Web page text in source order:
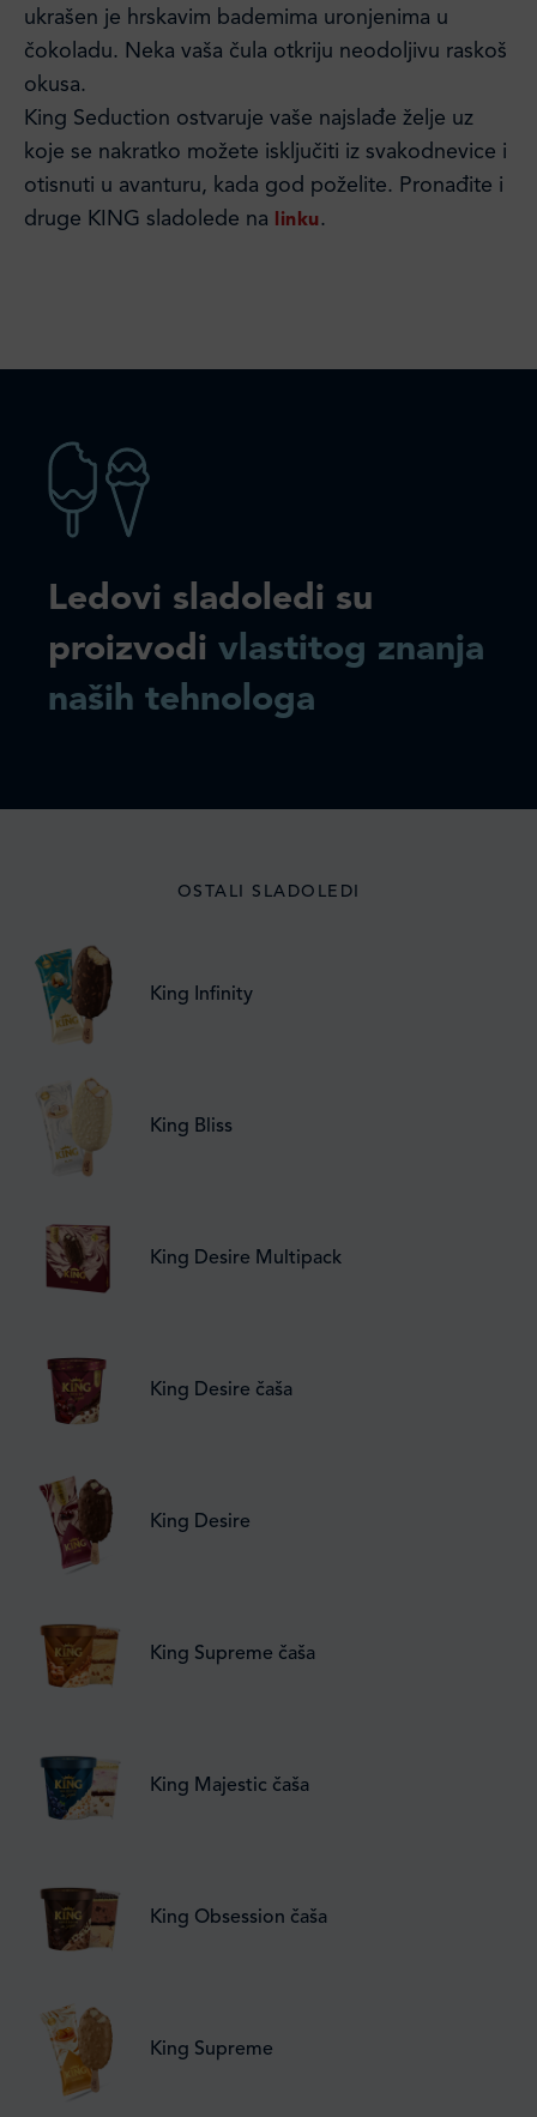
ukrašen je hrskavim bademima uronjenima u
čokoladu. Neka vaša čula otkriju neodoljivu raskoš
okusa.
King Seduction ostvaruje vaše najslađe želje uz
koje se nakratko možete isključiti iz svakodnevice i
otisnuti u avanturu, kada god poželite. Pronađite i
druge KING sladolede na
linku.
Ledovi sladoledi su
proizvodi vlastitog znanja
naših tehnologa
OSTALI SLADOLEDI
King Infinity
King Bliss
King Desire Multipack
King Desire čaša
King Desire
King Supreme čaša
King Majestic čaša
King Obsession čaša
King Supreme